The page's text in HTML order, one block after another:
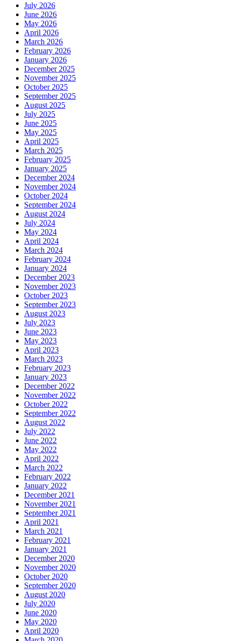
July 2026
June 2026
May 2026
April 2026
March 2026
February 2026
January 2026
December 2025
November 2025
October 2025
September 2025
August 2025
July 2025
June 2025
May 2025
April 2025
March 2025
February 2025
January 2025
December 2024
November 2024
October 2024
September 2024
August 2024
July 2024
May 2024
April 2024
March 2024
February 2024
January 2024
December 2023
November 2023
October 2023
September 2023
August 2023
July 2023
June 2023
May 2023
April 2023
March 2023
February 2023
January 2023
December 2022
November 2022
October 2022
September 2022
August 2022
July 2022
June 2022
May 2022
April 2022
March 2022
February 2022
January 2022
December 2021
November 2021
September 2021
April 2021
March 2021
February 2021
January 2021
December 2020
November 2020
October 2020
September 2020
August 2020
July 2020
June 2020
May 2020
April 2020